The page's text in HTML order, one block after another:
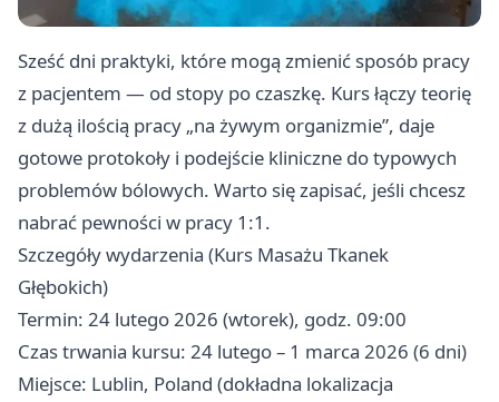
Sześć dni praktyki, które mogą zmienić sposób pracy
z pacjentem — od stopy po czaszkę. Kurs łączy teorię
z dużą ilością pracy „na żywym organizmie”, daje
gotowe protokoły i podejście kliniczne do typowych
problemów bólowych. Warto się zapisać, jeśli chcesz
nabrać pewności w pracy 1:1.
Szczegóły wydarzenia (Kurs Masażu Tkanek
Głębokich)
Termin: 24 lutego 2026 (wtorek), godz. 09:00
Czas trwania kursu: 24 lutego – 1 marca 2026 (6 dni)
Miejsce: Lublin, Poland (dokładna lokalizacja